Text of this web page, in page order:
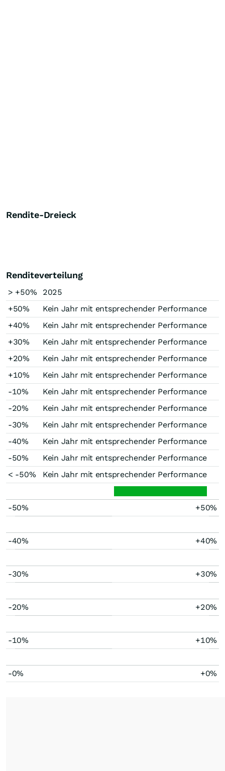
Rendite-Dreieck
Renditeverteilung
> +50%
2025
+50%
Kein Jahr mit entsprechender Performance
+40%
Kein Jahr mit entsprechender Performance
+30%
Kein Jahr mit entsprechender Performance
+20%
Kein Jahr mit entsprechender Performance
+10%
Kein Jahr mit entsprechender Performance
-10%
Kein Jahr mit entsprechender Performance
-20%
Kein Jahr mit entsprechender Performance
-30%
Kein Jahr mit entsprechender Performance
-40%
Kein Jahr mit entsprechender Performance
-50%
Kein Jahr mit entsprechender Performance
< -50%
Kein Jahr mit entsprechender Performance
-50% +50%
-40% +40%
-30% +30%
-20% +20%
-10% +10%
-0% +0%